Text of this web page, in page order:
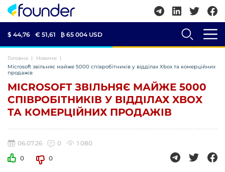
$ 44,76 € 51,61 ₿ 65 004 USD
Головна
Новини
Microsoft звільняє майже 5000 співробітників у відділах Xbox та комерційних
продажів
MICROSOFT ЗВІЛЬНЯЄ МАЙЖЕ 5000
СПІВРОБІТНИКІВ У ВІДДІЛАХ XBOX
ТА КОМЕРЦІЙНИХ ПРОДАЖІВ
06.07.26 0
1 080
0
0